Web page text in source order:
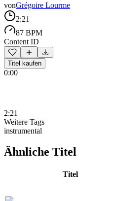
vonGrégoire Lourme
2:21
87 BPM
Content ID
Titel kaufen
0:00
2:21
Weitere Tags
instrumental
Ähnliche Titel
Titel